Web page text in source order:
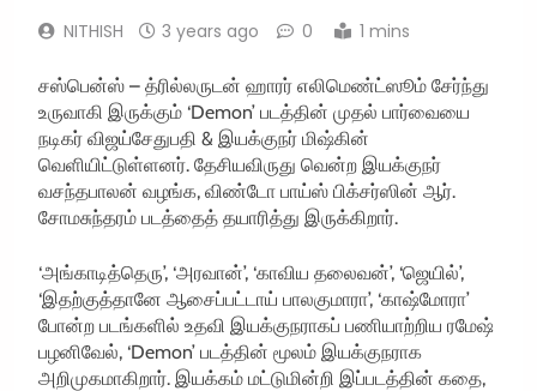
NITHISH 3 years ago 0 1 mins
சஸ்பென்ஸ் – த்ரில்லருடன் ஹாரர் எலிமெண்ட்ஸூம் சேர்ந்து
உருவாகி இருக்கும் ‘Demon’ படத்தின் முதல் பார்வையை
நடிகர் விஜய்சேதுபதி & இயக்குநர் மிஷ்கின்
வெளியிட்டுள்ளனர். தேசியவிருது வென்ற இயக்குநர்
வசந்தபாலன் வழங்க, விண்டோ பாய்ஸ் பிக்சர்ஸின் ஆர்.
சோமசுந்தரம் படத்தைத் தயாரித்து இருக்கிறார்.
‘அங்காடித்தெரு’, ‘அரவான்’, ‘காவிய தலைவன்’, ‘ஜெயில்’,
‘இதற்குத்தானே ஆசைப்பட்டாய் பாலகுமாரா’, ‘காஷ்மோரா’
போன்ற படங்களில் உதவி இயக்குநராகப் பணியாற்றிய ரமேஷ்
பழனிவேல், ‘Demon’ படத்தின் மூலம் இயக்குநராக
அறிமுகமாகிறார். இயக்கம் மட்டுமின்றி இப்படத்தின் கதை,